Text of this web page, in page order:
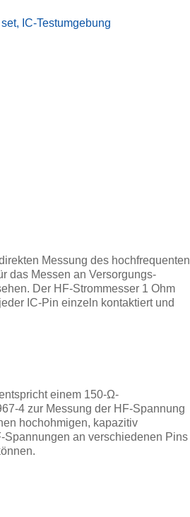
set, IC-Testumgebung
Messung des hochfrequenten
das Messen an Versorgungs-
Der HF-Strommesser 1 Ohm
IC-Pin einzeln kontaktiert und
einem 150-Ω-
4 zur Messung der HF-Spannung
hochohmigen, kapazitiv
an verschiedenen Pins